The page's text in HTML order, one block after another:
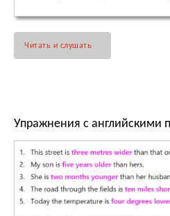
Читать и слушать
Упражнения с английскими